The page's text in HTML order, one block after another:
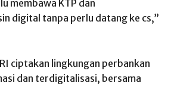
membawa KTP dan
digital tanpa perlu datang ke cs,”
ciptakan lingkungan perbankan
dan terdigitalisasi, bersama